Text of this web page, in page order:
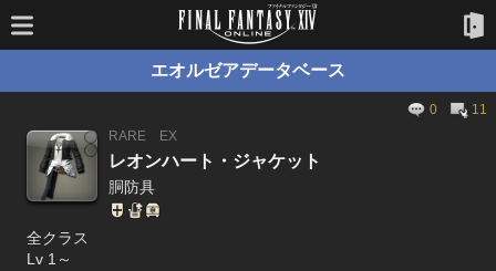
エオルゼアデータベース
0
11
RARE
EX
レオンハート・ジャケット
胴防具
全クラス
Lv 1～